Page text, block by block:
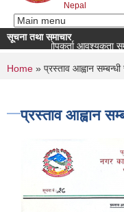
Nepal
सूचना तथा समाचार
खोपकर्ता आवश्यकता सम्बन्धी
You are here
Home » प्रस्ताव आह्वान
प्रस्ताव आह्वान